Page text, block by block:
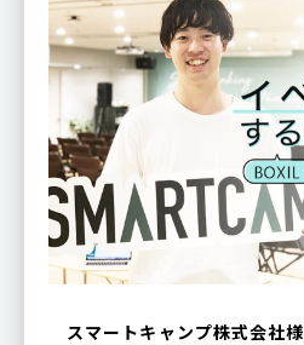
スマートキャンプ株式会社様